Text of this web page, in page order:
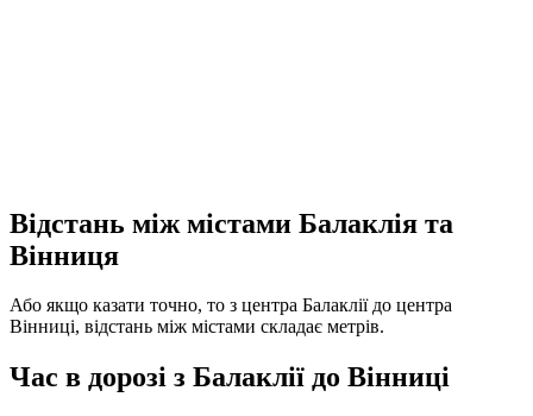
Відстань між містами Балаклія та
Вінниця
Або якщо казати точно, то з центра Балаклії до центра
Вінниці, відстань між містами складає метрів.
Час в дорозі з Балаклії до Вінниці